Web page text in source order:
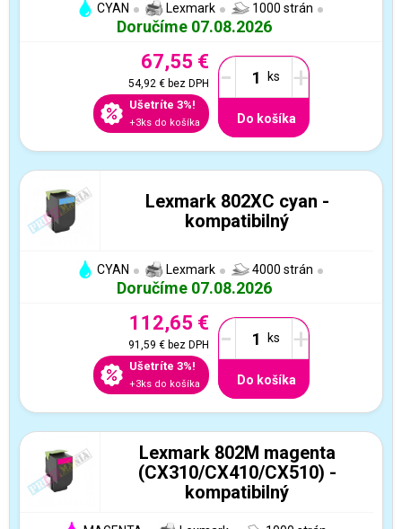
CYAN Lexmark 1000 strán
Doručíme 07.08.2026
67,55 €
54,92 €bez DPH
Ušetríte 3%!
+3ks do košíka
- +
Do košíka
Lexmark 802XC cyan -
kompatibilný
CYAN Lexmark 4000 strán
Doručíme 07.08.2026
112,65 €
91,59 €bez DPH
Ušetríte 3%!
+3ks do košíka
- +
Do košíka
Lexmark 802M magenta
(CX310/CX410/CX510) -
kompatibilný